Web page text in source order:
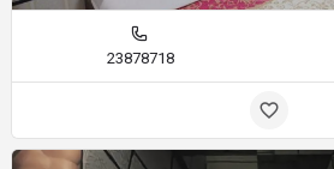
23878718